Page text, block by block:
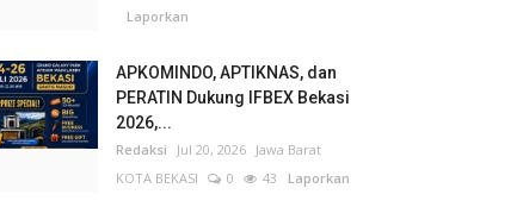
Laporkan
APKOMINDO, APTIKNAS, dan
PERATIN Dukung IFBEX Bekasi
2026,...
Redaksi Jul 20, 2026 Jawa Barat
KOTA BEKASI
0 43 Laporkan